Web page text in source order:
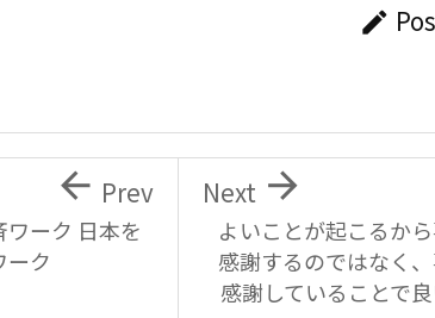

よいことが起こるか
感謝するのではなく
感謝していることで

Next
ーク 日本を
ーク
 Prev